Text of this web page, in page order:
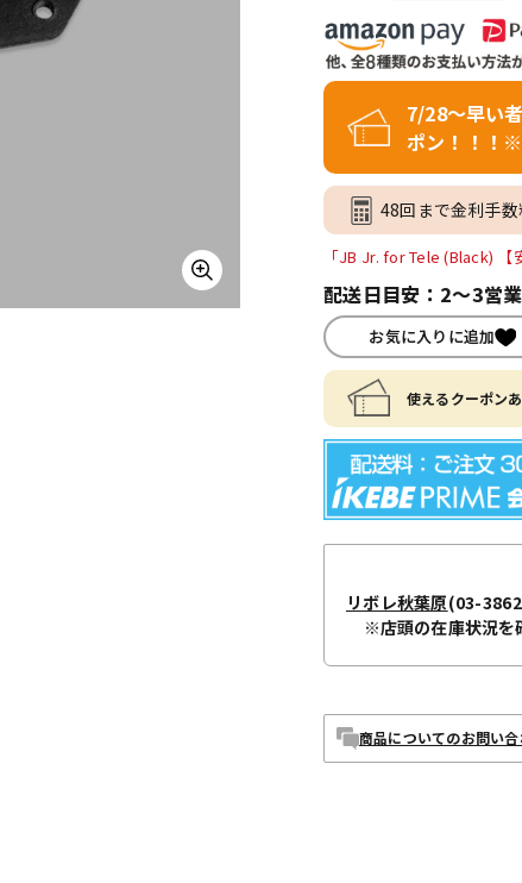
7/28～早い
ポン！！！
48回まで金利手
「JB Jr. for Tele (Black) 【
配送日目安：2～3営
お気に入りに追加
使えるクーポン
リボレ秋葉原(03-
※店頭の在庫状況を
商品についてのお問い